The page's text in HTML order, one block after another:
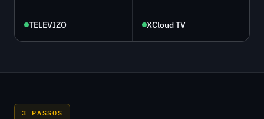
TELEVIZO XCloud TV
3 PASSOS